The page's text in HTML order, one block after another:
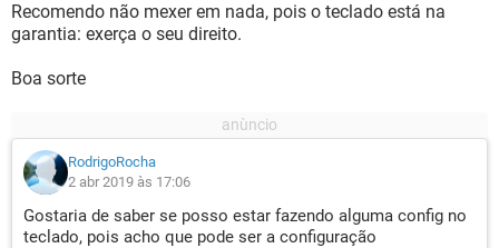
Recomendo não mexer em nada, pois o teclado está na
garantia: exerça o seu direito.
Boa sorte
RodrigoRocha
2 abr 2019 às 17:06
Gostaria de saber se posso estar fazendo alguma config no
teclado, pois acho que pode ser a configuração